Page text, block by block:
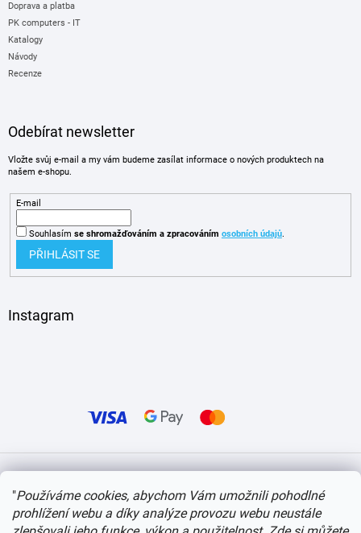
"Používáme cookies, abychom Vám umožnili pohodlné
prohlížení webu a díky analýze provozu webu neustále
Doprava a platba
PK computers - IT
Katalogy
Návody
Recenze
Odebírat newsletter
Vložte svůj e-mail a my vám budeme zasílat informace o nových produktech na
našem e-shopu.
E-mail
Souhlasím se shromažďováním a zpracováním osobních údajů.
PŘIHLÁSIT SE
Instagram
Copyright 2026 itvlaky.cz . Všechna práva vyhrazena. Upravit nastavení cookies